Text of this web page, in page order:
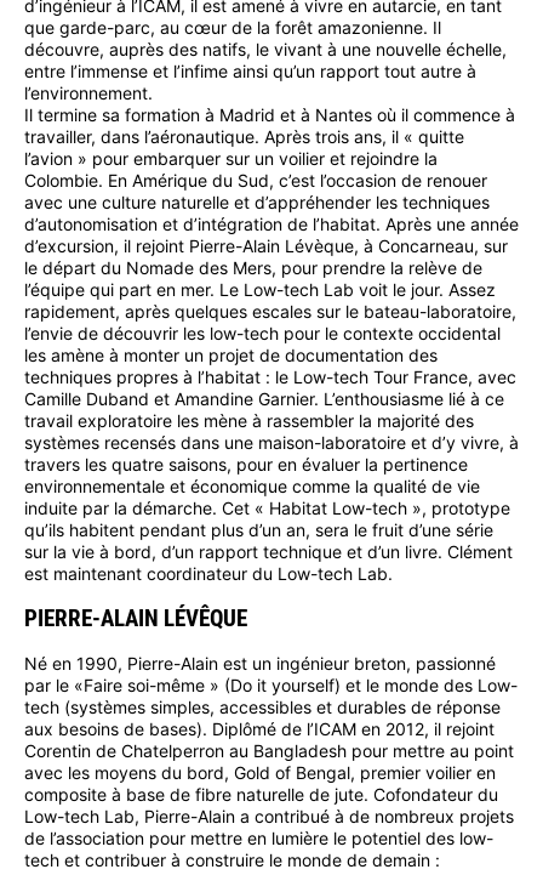
d’ingénieur à l’ICAM, il est amené à vivre en autarcie, en tant
que garde-parc, au cœur de la forêt amazonienne. Il
découvre, auprès des natifs, le vivant à une nouvelle échelle,
entre l’immense et l’infime ainsi qu’un rapport tout autre à
l’environnement.
Il termine sa formation à Madrid et à Nantes où il commence à
travailler, dans l’aéronautique. Après trois ans, il « quitte
l’avion » pour embarquer sur un voilier et rejoindre la
Colombie. En Amérique du Sud, c’est l’occasion de renouer
avec une culture naturelle et d’appréhender les techniques
d’autonomisation et d’intégration de l’habitat. Après une année
d’excursion, il rejoint Pierre-Alain Lévèque, à Concarneau, sur
le départ du Nomade des Mers, pour prendre la relève de
l’équipe qui part en mer. Le Low-tech Lab voit le jour. Assez
rapidement, après quelques escales sur le bateau-laboratoire,
l’envie de découvrir les low-tech pour le contexte occidental
les amène à monter un projet de documentation des
techniques propres à l’habitat : le Low-tech Tour France, avec
Camille Duband et Amandine Garnier. L’enthousiasme lié à ce
travail exploratoire les mène à rassembler la majorité des
systèmes recensés dans une maison-laboratoire et d’y vivre, à
travers les quatre saisons, pour en évaluer la pertinence
environnementale et économique comme la qualité de vie
induite par la démarche. Cet « Habitat Low-tech », prototype
qu’ils habitent pendant plus d’un an, sera le fruit d’une série
sur la vie à bord, d’un rapport technique et d’un livre. Clément
est maintenant coordinateur du Low-tech Lab.
PIERRE-ALAIN LÉVÊQUE
Né en 1990, Pierre-Alain est un ingénieur breton, passionné
par le «Faire soi-même » (Do it yourself) et le monde des Low-
tech (systèmes simples, accessibles et durables de réponse
aux besoins de bases). Diplômé de l’ICAM en 2012, il rejoint
Corentin de Chatelperron au Bangladesh pour mettre au point
avec les moyens du bord, Gold of Bengal, premier voilier en
composite à base de fibre naturelle de jute. Cofondateur du
Low-tech Lab, Pierre-Alain a contribué à de nombreux projets
de l’association pour mettre en lumière le potentiel des low-
tech et contribuer à construire le monde de demain :